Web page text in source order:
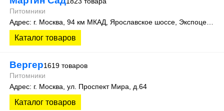
Питомники
Каталог товаров
Вергер1619 товаров
Питомники
Адрес: г. Москва, ул. Проспект Мира, д.64
Каталог товаров